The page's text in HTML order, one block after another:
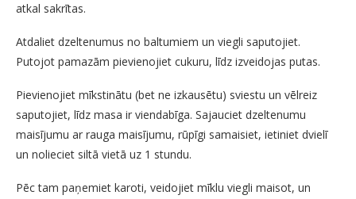
atkal sakrītas.
Atdaliet dzeltenumus no baltumiem un viegli saputojiet.
Putojot pamazām pievienojiet cukuru, līdz izveidojas putas.
Pievienojiet mīkstinātu (bet ne izkausētu) sviestu un vēlreiz
saputojiet, līdz masa ir viendabīga. Sajauciet dzeltenumu
maisījumu ar rauga maisījumu, rūpīgi samaisiet, ietiniet dvielī
un nolieciet siltā vietā uz 1 stundu.
Pēc tam paņemiet karoti, veidojiet mīklu viegli maisot, un